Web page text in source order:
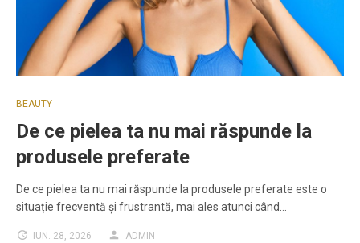
BEAUTY
De ce pielea ta nu mai răspunde la
produsele preferate
De ce pielea ta nu mai răspunde la produsele preferate este o
situație frecventă și frustrantă, mai ales atunci când…
IUN. 28, 2026 ADMIN